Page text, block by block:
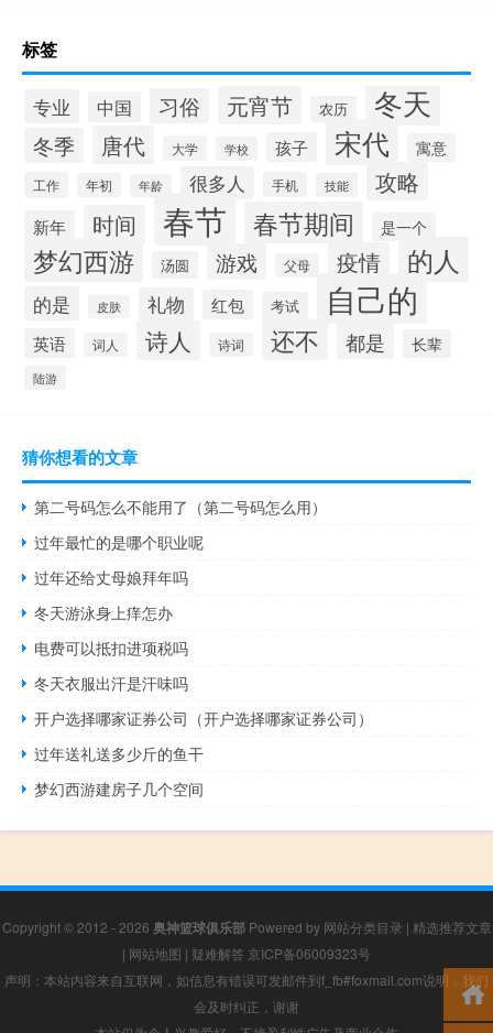
标签
专业 中国 习俗 元宵节 农历 冬天
冬季 唐代 大学 学校 孩子 宋代 寓意
工作 年初 年龄 很多人 手机 技能 攻略
新年 时间 春节 春节期间 是一个
梦幻西游 汤圆 游戏 父母 疫情 的人
的是 皮肤 礼物 红包 考试 自己的
英语 词人 诗人 诗词 还不 都是 长辈
陆游
猜你想看的文章
第二号码怎么不能用了（第二号码怎么用）
过年最忙的是哪个职业呢
过年还给丈母娘拜年吗
冬天游泳身上痒怎办
电费可以抵扣进项税吗
冬天衣服出汗是汗味吗
开户选择哪家证券公司（开户选择哪家证券公司）
过年送礼送多少斤的鱼干
梦幻西游建房子几个空间
Copyright © 2012 - 2026 奥神篮球俱乐部Powered by 网站分类目录 | 精选推荐文章
| 网站地图 | 疑难解答 京ICP备06009323号
声明：本站内容来自互联网，如信息有错误可发邮件到f_fb#foxmail.com说明，我们
会及时纠正，谢谢